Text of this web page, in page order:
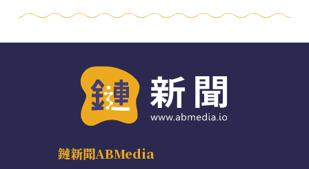
鏈新聞ABMedia